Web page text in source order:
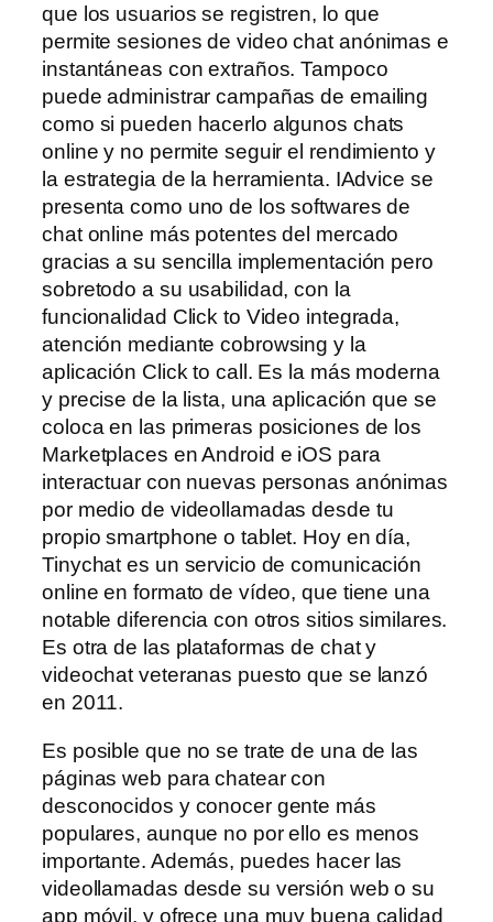
que los usuarios se registren, lo que
permite sesiones de video chat anónimas e
instantáneas con extraños. Tampoco
puede administrar campañas de emailing
como si pueden hacerlo algunos chats
online y no permite seguir el rendimiento y
la estrategia de la herramienta. IAdvice se
presenta como uno de los softwares de
chat online más potentes del mercado
gracias a su sencilla implementación pero
sobretodo a su usabilidad, con la
funcionalidad Click to Video integrada,
atención mediante cobrowsing y la
aplicación Click to call. Es la más moderna
y precise de la lista, una aplicación que se
coloca en las primeras posiciones de los
Marketplaces en Android e iOS para
interactuar con nuevas personas anónimas
por medio de videollamadas desde tu
propio smartphone o tablet. Hoy en día,
Tinychat es un servicio de comunicación
online en formato de vídeo, que tiene una
notable diferencia con otros sitios similares.
Es otra de las plataformas de chat y
videochat veteranas puesto que se lanzó
en 2011.
Es posible que no se trate de una de las
páginas web para chatear con
desconocidos y conocer gente más
populares, aunque no por ello es menos
importante. Además, puedes hacer las
videollamadas desde su versión web o su
app móvil, y ofrece una muy buena calidad